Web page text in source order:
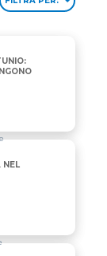
ECCO IL
CORSO DELLA
NEL